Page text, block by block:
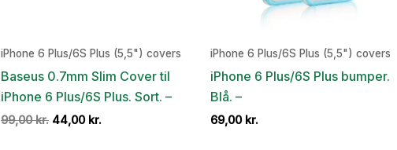
iPhone 6 Plus/6S Plus (5,5") covers
Baseus 0.7mm Slim Cover til
iPhone 6 Plus/6S Plus. Sort. –
99,00kr. Den
44,00 kr.
iPhone 6 Plus/6S Plus (5,5") covers
iPhone 6 Plus/6S Plus bumper.
Blå. –
69,00 kr.